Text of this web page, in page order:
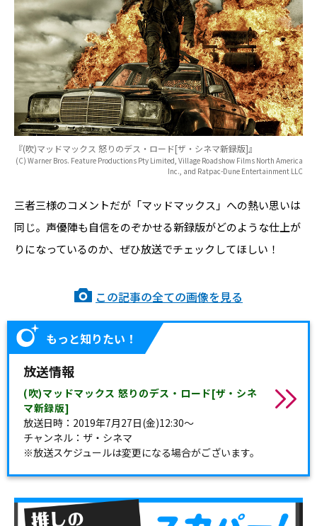
『(吹)マッドマックス 怒りのデス・ロード[ザ・シネマ新録版]』
(C) Warner Bros. Feature Productions Pty Limited, Village Roadshow Films North America
Inc., and Ratpac-Dune Entertainment LLC
三者三様のコメントだが「マッドマックス」への熱い思いは
同じ。声優陣も自信をのぞかせる新録版がどのような仕上が
りになっているのか、ぜひ放送でチェックしてほしい！
この記事の全ての画像を見る
もっと知りたい！
放送情報
(吹)マッドマックス 怒りのデス・ロード[ザ・シネ
マ新録版]
放送日時：2019年7月27日(金)12:30～
チャンネル：ザ・シネマ
※放送スケジュールは変更になる場合がございます。